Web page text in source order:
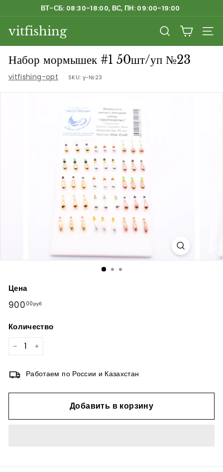
к
содержанию
Приостановить
ВТ-СБ: 08:30-18:00, ВС, ПН: 09:00-19:00
vitfishing ПОИСК
Набор мормышек #1 50шт/уп №23
vitfishing-opt SKU: y-№23
Цена
Обычная
900 00руб
Количество
Работаем по России и Казахстан
Добавить в корзину